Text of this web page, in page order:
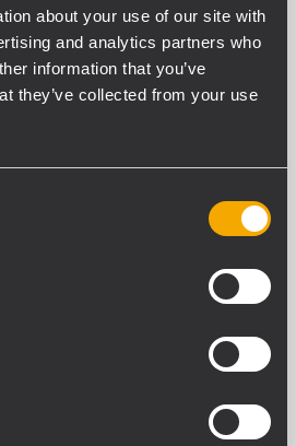
about your use of our site with
and analytics partners who
information that you’ve
they’ve collected from your use
2290, HS 2200